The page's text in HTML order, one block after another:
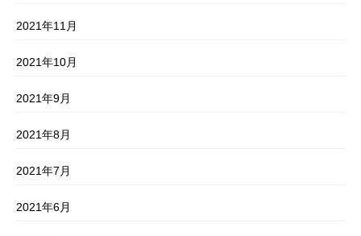
2021年11月
2021年10月
2021年9月
2021年8月
2021年7月
2021年6月